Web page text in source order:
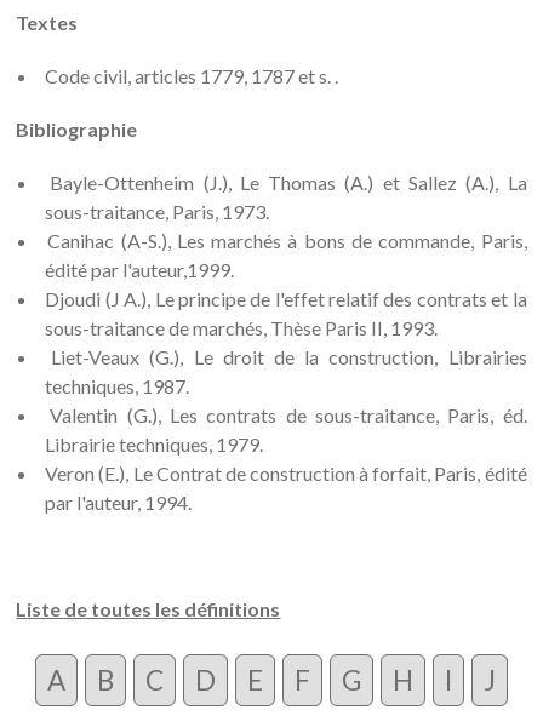
Textes
Code civil, articles 1779, 1787 et s. .
Bibliographie
Bayle-Ottenheim (J.), Le Thomas (A.) et Sallez (A.), La
sous-traitance, Paris, 1973.
Canihac (A-S.), Les marchés à bons de commande, Paris,
édité par l'auteur,1999.
Djoudi (J A.), Le principe de l'effet relatif des contrats et la
sous-traitance de marchés, Thèse Paris II, 1993.
Liet-Veaux (G.), Le droit de la construction, Librairies
techniques, 1987.
Valentin (G.), Les contrats de sous-traitance, Paris, éd.
Librairie techniques, 1979.
Veron (E.), Le Contrat de construction à forfait, Paris, édité
par l'auteur, 1994.
Liste de toutes les définitions
A B C D E F G H I J